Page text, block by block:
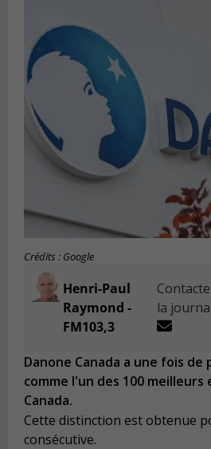
Crédits : Google
Henri-Paul
Raymond -
FM103,3
la
Danone Canada a une fois
comme l'un des 100 meilleurs
Canada.
Cette distinction est obtenue
consécutive.